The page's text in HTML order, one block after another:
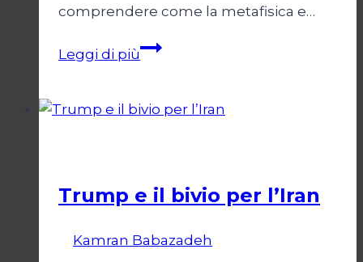
comprendere come la metafisica e…
Leggi di piùAutopsia
Conflitto:
Trump e il bivio per l’Iran
Kamran Babazadeh